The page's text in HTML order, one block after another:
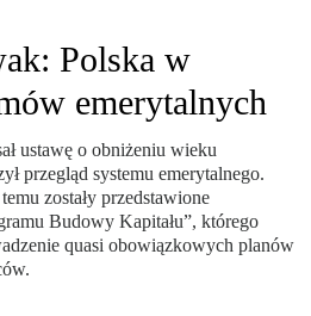
Polska w
emerytalnych
ustawę o obniżeniu wieku
przegląd systemu emerytalnego.
zostały przedstawione
Budowy Kapitału”, którego
quasi obowiązkowych planów